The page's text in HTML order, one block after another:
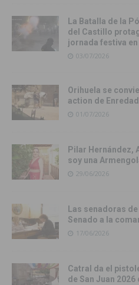
La Batalla de la
del Castillo
jornada festiva
03/07/2026
Orihuela se
action de
01/07/2026
Pilar Hernández,
soy una
29/06/2026
Las senadoras de
Senado a la
17/06/2026
Catral da el
de San Juan